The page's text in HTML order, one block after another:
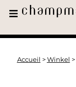
Accueil > Winkel >